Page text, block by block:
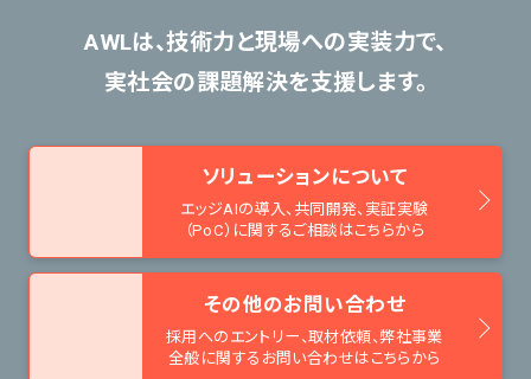
AWLは、技術力と現場への実装力で、
実社会の課題解決を支援します。
ソリューションについて
エッジAIの導入、共同開発、 実証実験
（PoC）に関するご相談はこちらから
その他のお問い合わせ
採用へのエントリー、取材依頼、弊社事業
全般に関するお問い合わせはこちらから